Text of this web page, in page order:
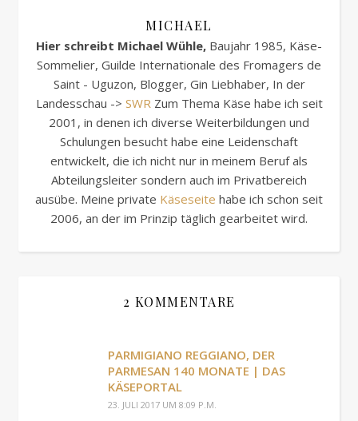
MICHAEL
Hier schreibt Michael Wühle, Baujahr 1985, Käse-
Sommelier, Guilde Internationale des Fromagers de
Saint - Uguzon, Blogger, Gin Liebhaber, In der
Landesschau -> SWRZum Thema Käse habe ich seit
2001, in denen ich diverse Weiterbildungen und
Schulungen besucht habe eine Leidenschaft
entwickelt, die ich nicht nur in meinem Beruf als
Abteilungsleiter sondern auch im Privatbereich
ausübe. Meine private Käseseite habe ich schon seit
2006, an der im Prinzip täglich gearbeitet wird.
2 KOMMENTARE
PARMIGIANO REGGIANO, DER
PARMESAN 140 MONATE | DAS
KÄSEPORTAL
23. JULI 2017 UM 8:09 P.M.